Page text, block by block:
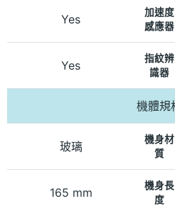
Yes
加速度
感應器
Yes
指紋辨
識器
機體規
玻璃
機身材
質
165 mm
機身長
度